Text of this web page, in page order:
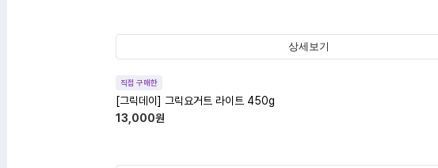
상세보기
직접 구매한
[그릭데이] 그릭요거트 라이트 450g
13,000원